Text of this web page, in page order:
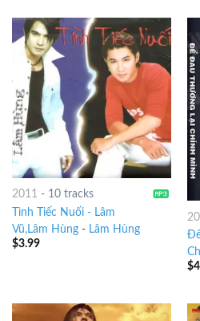
2011 - 10 tracks
Tình Tiếc Nuối - Lâm
Vũ,Lâm Hùng- Lâm Hùng
$3.99
$